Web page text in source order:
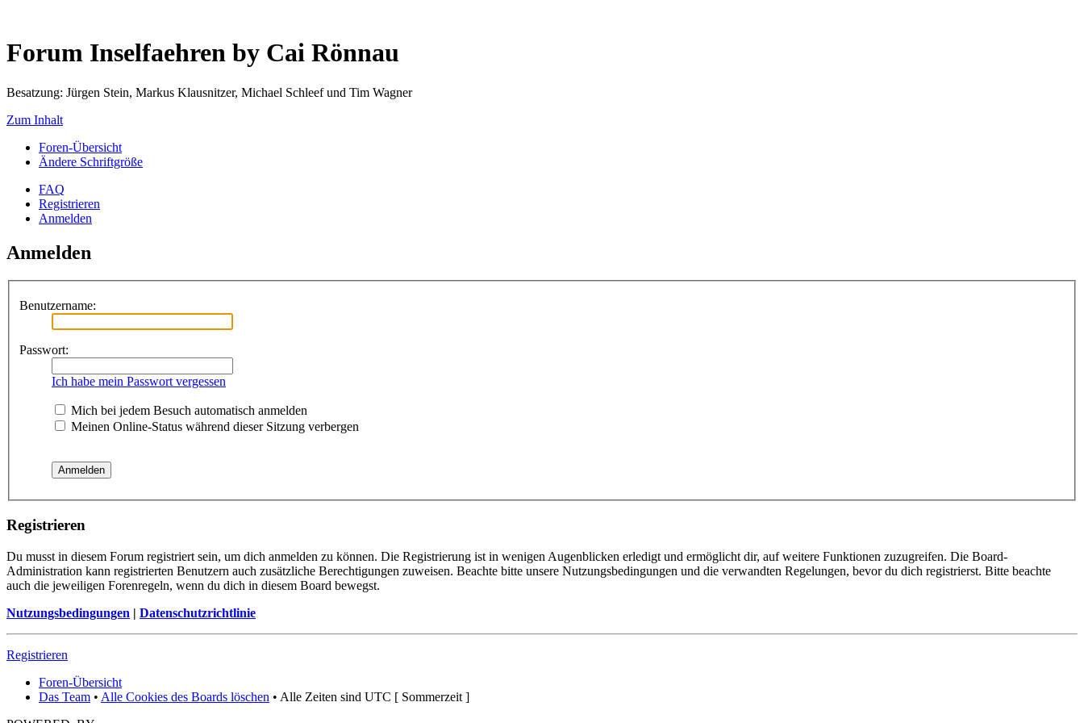
Forum Inselfaehren by Cai Rönnau
Besatzung: Jürgen Stein, Markus Klausnitzer, Michael Schleef und Tim Wagner
Zum Inhalt
Foren-Übersicht
Ändere Schriftgröße
FAQ
Registrieren
Anmelden
Anmelden
Benutzername:
Passwort:
Ich habe mein Passwort vergessen
Mich bei jedem Besuch automatisch anmelden
Meinen Online-Status während dieser Sitzung verbergen
Registrieren
Du musst in diesem Forum registriert sein, um dich anmelden zu können. Die Registrierung ist in wenigen Augenblicken erledigt und ermöglicht dir, auf weitere Funktionen zuzugreifen. Die Board-
Administration kann registrierten Benutzern auch zusätzliche Berechtigungen zuweisen. Beachte bitte unsere Nutzungsbedingungen und die verwandten Regelungen, bevor du dich registrierst. Bitte beachte
auch die jeweiligen Forenregeln, wenn du dich in diesem Board bewegst.
Nutzungsbedingungen | Datenschutzrichtlinie
Registrieren
Foren-Übersicht
Das Team • Alle Cookies des Boards löschen • Alle Zeiten sind UTC [ Sommerzeit ]